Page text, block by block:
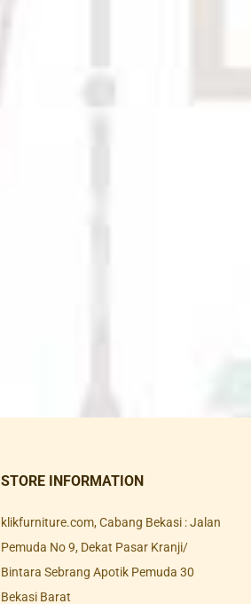
STORE INFORMATION
klikfurniture.com, Cabang Bekasi : Jalan
Pemuda No 9, Dekat Pasar Kranji/
Bintara Sebrang Apotik Pemuda 30
Bekasi Barat